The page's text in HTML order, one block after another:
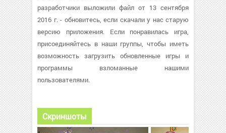
разработчики выложили файл от 13 сентября
2016 г. - обновитесь, если скачали у нас старую
версию приложения. Если понравилась игра,
присоединяйтесь в наши группы, чтобы иметь
возможность загрузить обновленные игры и
программы взломанные нашими
пользователями.
Скриншоты